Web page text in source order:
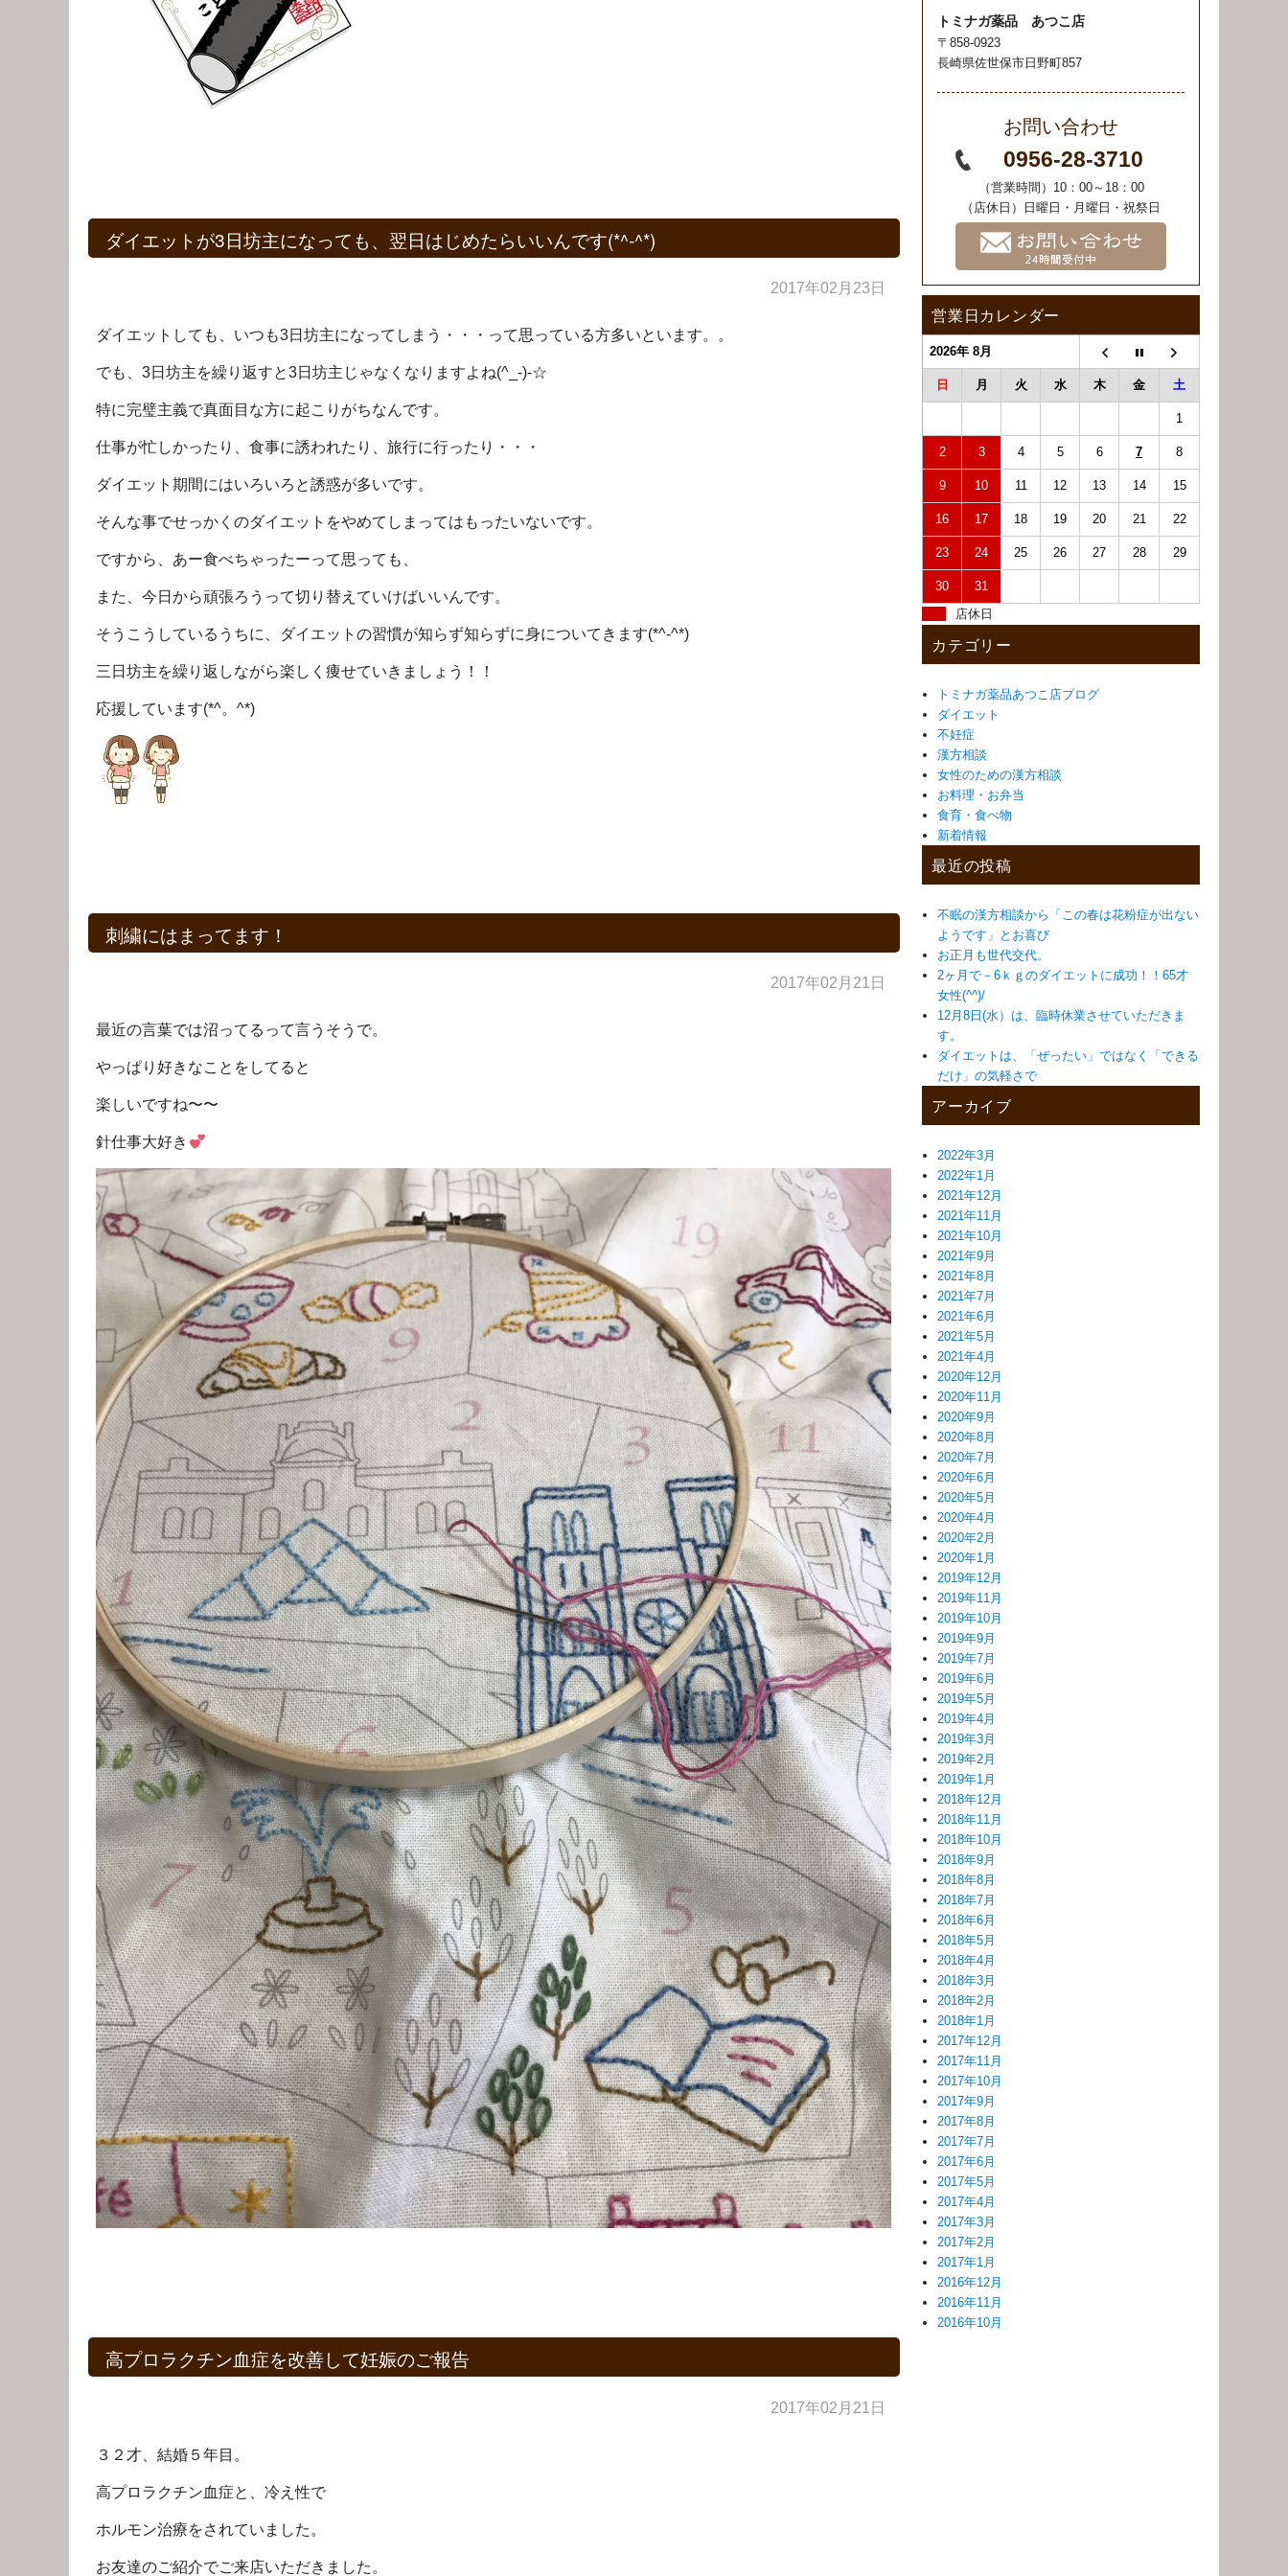
ダイエットが3日坊主になっても、翌日はじめたらいいんです(*^-^*)
2017年02月23日
ダイエットしても、いつも3日坊主になってしまう・・・って思っている方多いといます。。
でも、3日坊主を繰り返すと3日坊主じゃなくなりますよね(^_-)-☆
特に完璧主義で真面目な方に起こりがちなんです。
仕事が忙しかったり、食事に誘われたり、旅行に行ったり・・・
ダイエット期間にはいろいろと誘惑が多いです。
そんな事でせっかくのダイエットをやめてしまってはもったいないです。
ですから、あー食べちゃったーって思っても、
また、今日から頑張ろうって切り替えていけばいいんです。
そうこうしているうちに、ダイエットの習慣が知らず知らずに身についてきます(*^-^*)
三日坊主を繰り返しながら楽しく痩せていきましょう！！
応援しています(*^。^*)
刺繍にはまってます！
2017年02月21日
最近の言葉では沼ってるって言うそうで。
やっぱり好きなことをしてると
楽しいですね〜〜
針仕事大好き
高プロラクチン血症を改善して妊娠のご報告
2017年02月21日
３２才、結婚５年目。
高プロラクチン血症と、冷え性で
ホルモン治療をされていました。
お友達のご紹介でご来店いただきました。
トミナガ薬品 あつこ店
〒858-0923
長崎県佐世保市日野町857
お問い合わせ
0956-28-3710
（営業時間）10：00～18：00
（店休日）日曜日・月曜日・祝祭日
営業日カレンダー
2026年 8月
日 月 火 水 木 金 土
1
2 3 4 5 6 7 8
9 10 11 12 13 14 15
16 17 18 19 20 21 22
23 24 25 26 27 28 29
30
31
店休日
カテゴリー
トミナガ薬品あつこ店ブログ
ダイエット
不妊症
漢方相談
女性のための漢方相談
お料理・お弁当
食育・食べ物
新着情報
最近の投稿
不眠の漢方相談から「この春は花粉症が出ない
ようです」とお喜び
お正月も世代交代。
2ヶ月で－6ｋｇのダイエットに成功！！65才
女性(^^)/
12月8日(水）は、臨時休業させていただきま
す。
ダイエットは、「ぜったい」ではなく「できる
だけ」の気軽さで
アーカイブ
2022年3月
2022年1月
2021年12月
2021年11月
2021年10月
2021年9月
2021年8月
2021年7月
2021年6月
2021年5月
2021年4月
2020年12月
2020年11月
2020年9月
2020年8月
2020年7月
2020年6月
2020年5月
2020年4月
2020年2月
2020年1月
2019年12月
2019年11月
2019年10月
2019年9月
2019年7月
2019年6月
2019年5月
2019年4月
2019年3月
2019年2月
2019年1月
2018年12月
2018年11月
2018年10月
2018年9月
2018年8月
2018年7月
2018年6月
2018年5月
2018年4月
2018年3月
2018年2月
2018年1月
2017年12月
2017年11月
2017年10月
2017年9月
2017年8月
2017年7月
2017年6月
2017年5月
2017年4月
2017年3月
2017年2月
2017年1月
2016年12月
2016年11月
2016年10月